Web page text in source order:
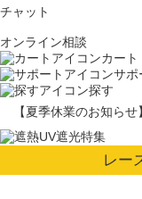
チャット
オンライン相談
カート
サポ
探す
【夏季休業のお知らせ】
レー